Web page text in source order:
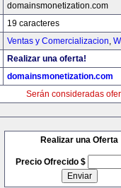
domainsmonetization.com
19 caracteres
Ventas y Comercializacion,
Realizar una oferta!
domainsmonetization.com
Serán consideradas
Realizar una Oferta
Precio Ofrecido $